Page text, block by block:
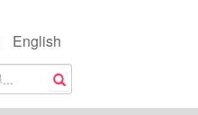
English
搜尋